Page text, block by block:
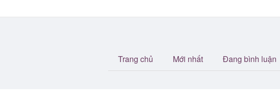
Trang chủ Mới nhất Đang bình luận